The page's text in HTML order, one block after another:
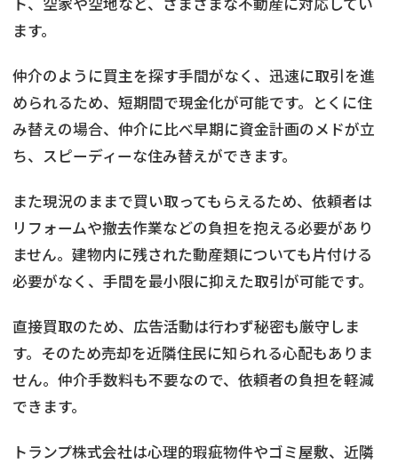
ます。
仲介のように買主を探す手間がなく、迅速に取引を進
められるため、短期間で現金化が可能です。とくに住
み替えの場合、仲介に比べ早期に資金計画のメドが立
ち、スピーディーな住み替えができます。
また現況のままで買い取ってもらえるため、依頼者は
リフォームや撤去作業などの負担を抱える必要があり
ません。建物内に残された動産類についても片付ける
必要がなく、手間を最小限に抑えた取引が可能です。
直接買取のため、広告活動は行わず秘密も厳守しま
す。そのため売却を近隣住民に知られる心配もありま
せん。仲介手数料も不要なので、依頼者の負担を軽減
できます。
トランプ株式会社は心理的瑕疵物件やゴミ屋敷、近隣